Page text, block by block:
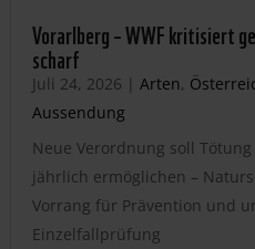
Vorarlberg – WWF kritisiert
scharf
Juli 24, 2026 | Arten,
Aussendung
Neue Verordnung soll
jährlich ermöglichen –
Vorrang für Prävention und
Einzelfallprüfung